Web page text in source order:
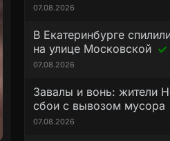
07.08.2026
В Екатеринбурге
на улице Московской
07.08.2026
Завалы и вонь: жители
сбои с вывозом мусора
07.08.2026